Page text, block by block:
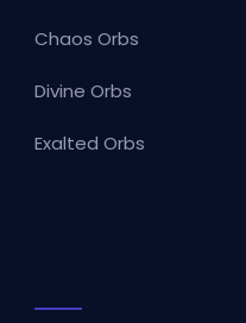
Chaos Orbs
Divine Orbs
Exalted Orbs